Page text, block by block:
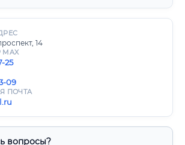
14
25
09
ПОЧТА
вопросы?